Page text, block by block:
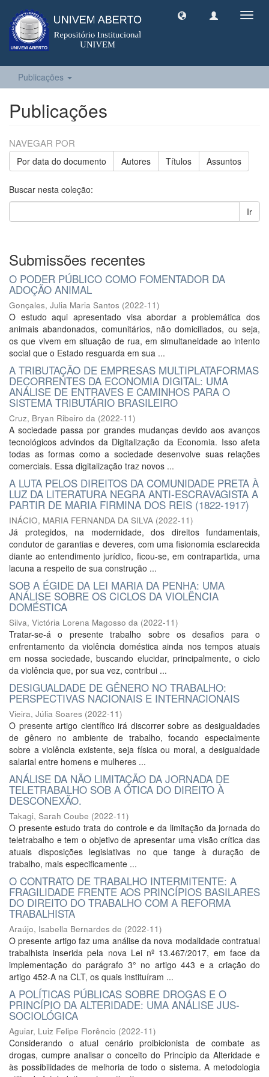
Publicações
Publicações
NAVEGAR POR
Por data do documento Autores Títulos Assuntos
Buscar nesta coleção:
Ir
Submissões recentes
O PODER PÚBLICO COMO FOMENTADOR DA
ADOÇÃO ANIMAL
Gonçales, Julia Maria Santos (2022-11)
O estudo aqui apresentado visa abordar a problemática dos
animais abandonados, comunitários, não domiciliados, ou seja,
os que vivem em situação de rua, em simultaneidade ao intento
social que o Estado resguarda em sua ...
A TRIBUTAÇÃO DE EMPRESAS MULTIPLATAFORMAS
DECORRENTES DA ECONOMIA DIGITAL: UMA
ANÁLISE DE ENTRAVES E CAMINHOS PARA O
SISTEMA TRIBUTÁRIO BRASILEIRO
Cruz, Bryan Ribeiro da (2022-11)
A sociedade passa por grandes mudanças devido aos avanços
tecnológicos advindos da Digitalização da Economia. Isso afeta
todas as formas como a sociedade desenvolve suas relações
comerciais. Essa digitalização traz novos ...
A LUTA PELOS DIREITOS DA COMUNIDADE PRETA À
LUZ DA LITERATURA NEGRA ANTI-ESCRAVAGISTA A
PARTIR DE MARIA FIRMINA DOS REIS (1822-1917)
INÁCIO, MARIA FERNANDA DA SILVA (2022-11)
Já protegidos, na modernidade, dos direitos fundamentais,
condutor de garantias e deveres, com uma fisionomia esclarecida
diante ao entendimento jurídico, ficou-se, em contrapartida, uma
lacuna a respeito de sua construção ...
SOB A ÉGIDE DA LEI MARIA DA PENHA: UMA
ANÁLISE SOBRE OS CICLOS DA VIOLÊNCIA
DOMÉSTICA
Silva, Victória Lorena Magosso da (2022-11)
Tratar-se-á o presente trabalho sobre os desafios para o
enfrentamento da violência doméstica ainda nos tempos atuais
em nossa sociedade, buscando elucidar, principalmente, o ciclo
da violência que, por sua vez, contribui ...
DESIGUALDADE DE GÊNERO NO TRABALHO:
PERSPECTIVAS NACIONAIS E INTERNACIONAIS
Vieira, Júlia Soares (2022-11)
O presente artigo científico irá discorrer sobre as desigualdades
de gênero no ambiente de trabalho, focando especialmente
sobre a violência existente, seja física ou moral, a desigualdade
salarial entre homens e mulheres ...
ANÁLISE DA NÃO LIMITAÇÃO DA JORNADA DE
TELETRABALHO SOB A ÓTICA DO DIREITO À
DESCONEXÃO.
Takagi, Sarah Coube (2022-11)
O presente estudo trata do controle e da limitação da jornada do
teletrabalho e tem o objetivo de apresentar uma visão crítica das
atuais disposições legislativas no que tange à duração de
trabalho, mais especificamente ...
O CONTRATO DE TRABALHO INTERMITENTE: A
FRAGILIDADE FRENTE AOS PRINCÍPIOS BASILARES
DO DIREITO DO TRABALHO COM A REFORMA
TRABALHISTA
Araújo, Isabella Bernardes de (2022-11)
O presente artigo faz uma análise da nova modalidade contratual
trabalhista inserida pela nova Lei nº 13.467/2017, em face da
implementação do parágrafo 3° no artigo 443 e a criação do
artigo 452-A na CLT, os quais instituíram ...
A POLÍTICAS PÚBLICAS SOBRE DROGAS E O
PRINCÍPIO DA ALTERIDADE: UMA ANÁLISE JUS-
SOCIOLÓGICA
Aguiar, Luiz Felipe Florêncio (2022-11)
Considerando o atual cenário proibicionista de combate as
drogas, cumpre analisar o conceito do Princípio da Alteridade e
às possibilidades de melhoria de todo o sistema. A metodologia